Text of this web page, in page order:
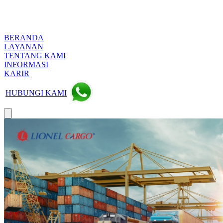
BERANDA
LAYANAN
TENTANG KAMI
INFORMASI
KARIR
HUBUNGI KAMI